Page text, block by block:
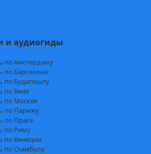
и аудиогиды
по Амстердаму
по Барселоне
по Будапешту
по Вене
по Москве
по Парижу
по Праге
по Риму
по Венеции
по Стамбулу